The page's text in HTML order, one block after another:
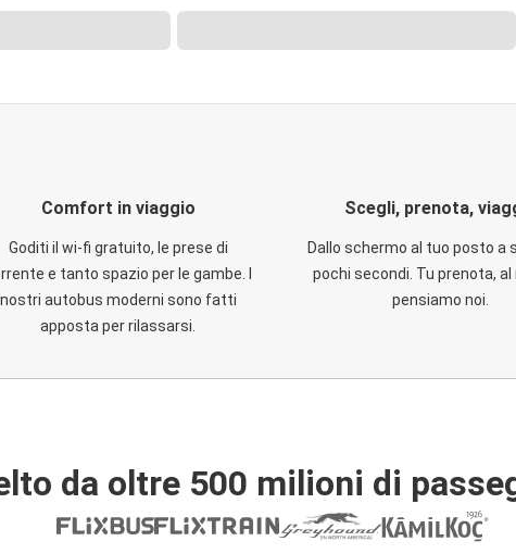
Comfort in viaggio
Goditi il wi-fi gratuito, le prese di
e tanto spazio per le gambe. I
nostri autobus moderni sono fatti
apposta per rilassarsi.
Scegli, prenota,
Dallo schermo al tuo posto a
pochi secondi. Tu prenota,
pensiamo noi.
da oltre 500 milioni di